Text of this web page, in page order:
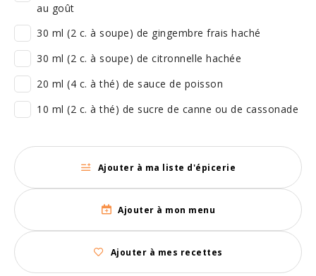
au goût
30 ml (2 c. à soupe) de gingembre frais haché
30 ml (2 c. à soupe) de citronnelle hachée
20 ml (4 c. à thé) de sauce de poisson
10 ml (2 c. à thé) de sucre de canne ou de cassonade
Ajouter à ma liste d'épicerie
Ajouter à mon menu
Ajouter à mes recettes